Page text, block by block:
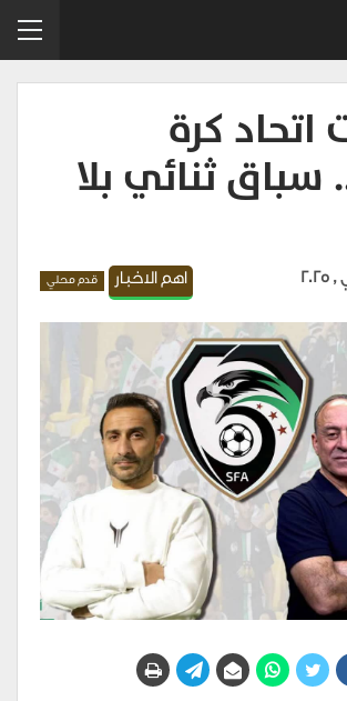
اتحاد كرة
سباق ثنائي بلا
اهم الاخبار قدم محلي